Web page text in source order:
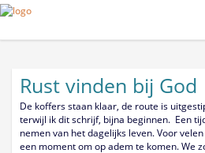
Rust vinden bij God
De koffers staan klaar, de route is
terwijl ik dit schrijf, bijna beginnen. Een
nemen van het dagelijks leven. Voor
een moment om op adem te komen. We